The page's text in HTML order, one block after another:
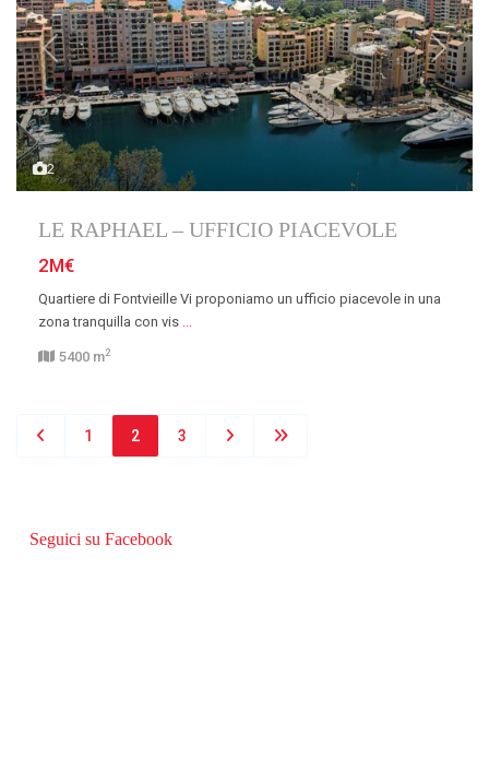
2
Previous Next
LE RAPHAEL – UFFICIO PIACEVOLE
2M€
Quartiere di Fontvieille Vi proponiamo un ufficio piacevole in una
zona tranquilla con vis
5400 m2
1 2 3
Seguici su Facebook